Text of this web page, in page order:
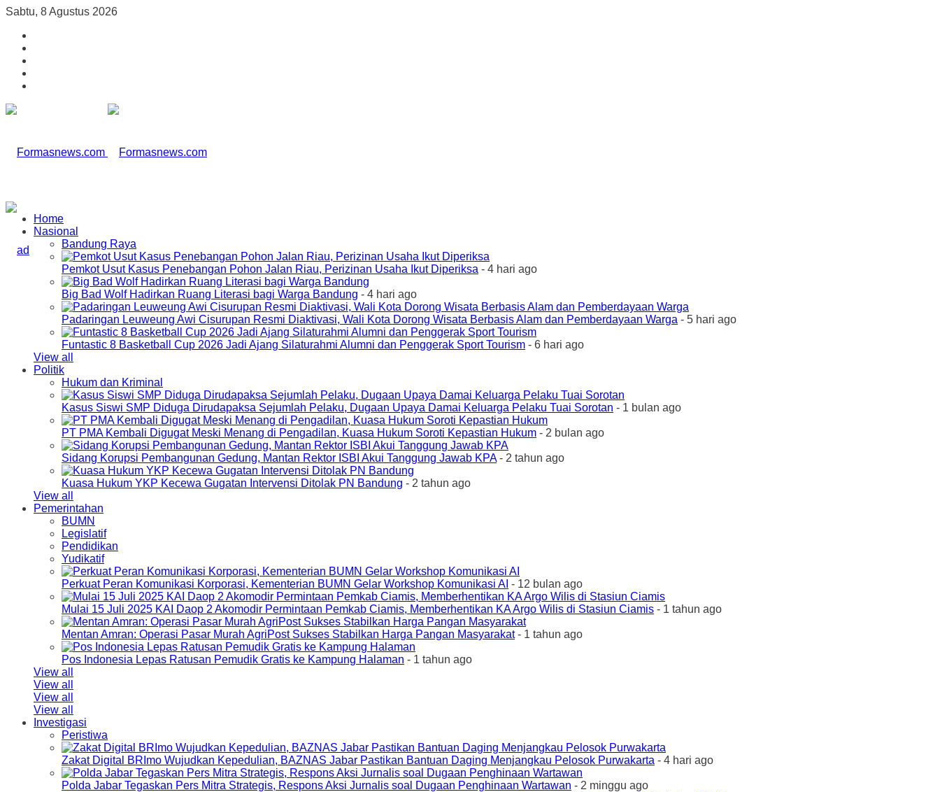
Sabtu, 8 Agustus 2026
Home
Nasional
Bandung Raya
Pemkot Usut Kasus Penebangan Pohon Jalan Riau, Perizinan Usaha Ikut Diperiksa - 4 hari ago
Big Bad Wolf Hadirkan Ruang Literasi bagi Warga Bandung - 4 hari ago
Padaringan Leuweung Awi Cisurupan Resmi Diaktivasi, Wali Kota Dorong Wisata Berbasis Alam dan Pemberdayaan Warga - 5 hari ago
Funtastic 8 Basketball Cup 2026 Jadi Ajang Silaturahmi Alumni dan Penggerak Sport Tourism - 6 hari ago
View all
Politik
Hukum dan Kriminal
Kasus Siswi SMP Diduga Dirudapaksa Sejumlah Pelaku, Dugaan Upaya Damai Keluarga Pelaku Tuai Sorotan - 1 bulan ago
PT PMA Kembali Digugat Meski Menang di Pengadilan, Kuasa Hukum Soroti Kepastian Hukum - 2 bulan ago
Sidang Korupsi Pembangunan Gedung, Mantan Rektor ISBI Akui Tanggung Jawab KPA- 2 tahun ago
Kuasa Hukum YKP Kecewa Gugatan Intervensi Ditolak PN Bandung - 2 tahun ago
View all
Pemerintahan
BUMN
Legislatif
Pendidikan
Yudikatif
Perkuat Peran Komunikasi Korporasi, Kementerian BUMN Gelar Workshop Komunikasi AI - 12 bulan ago
Mulai 15 Juli 2025 KAI Daop 2 Akomodir Permintaan Pemkab Ciamis, Memberhentikan KA Argo Wilis di Stasiun Ciamis - 1 tahun ago
Mentan Amran: Operasi Pasar Murah AgriPost Sukses Stabilkan Harga Pangan Masyarakat- 1 tahun ago
Pos Indonesia Lepas Ratusan Pemudik Gratis ke Kampung Halaman - 1 tahun ago
View all
View all
View all
View all
Investigasi
Peristiwa
Zakat Digital BRImo Wujudkan Kepedulian, BAZNAS Jabar Pastikan Bantuan Daging Menjangkau Pelosok Purwakarta - 4 hari ago
Polda Jabar Tegaskan Pers Mitra Strategis, Respons Aksi Jurnalis soal Dugaan Penghinaan Wartawan - 2 minggu ago